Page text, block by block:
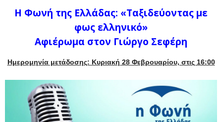
H Φωνή της Ελλάδας: «Ταξιδεύοντας με
φως ελληνικό»
Αφιέρωμα στον Γιώργο Σεφέρη
Ημερομηνία μετάδοσης: Κυριακή 28 Φεβρουαρίου, στις 16:00